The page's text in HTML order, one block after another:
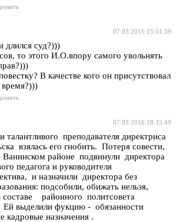
07.03.2016 15:51:59
длился суд?)))
то этого И.О.впору самого увольнять
В качестве кого он присутствовал
время?)))
07.03.2016 18:35:49
талантливого преподавателя директриса
взялась его гнобить. Потеря совести,
Ванинском районе подвинули директора
педагога и руководителя
и назначили директора без
подсобили, обижать нельзя,
районного политсовета
выделили фукцию - обязанности
кадровые назначения .